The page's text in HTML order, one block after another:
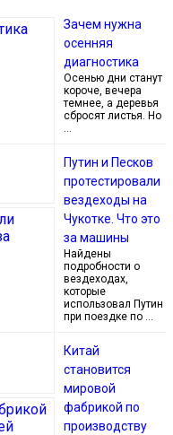
Зачем нужна
осенняя
диагностика
Осенью дни станут
короче, вечера
темнее, а деревья
сбросят листья. Но
…
Путин и Песков
протестировали
вездеходы на
Чукотке. Что это
за машины
Найдены
подробности о
вездеходах,
которые
использовал Путин
при поездке по …
Китай
становится
мировой
фабрикой по
производству